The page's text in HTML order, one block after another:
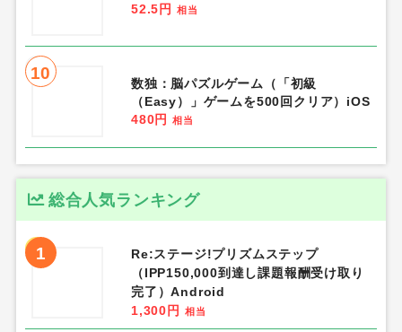
52.5円 相当
10
数独：脳パズルゲーム（「初級
（Easy）」ゲームを500回クリア）iOS
480円
相当
総合人気ランキング
1
Re:ステージ!プリズムステップ
（IPP150,000到達し課題報酬受け取り
完了）Android
1,300円
相当